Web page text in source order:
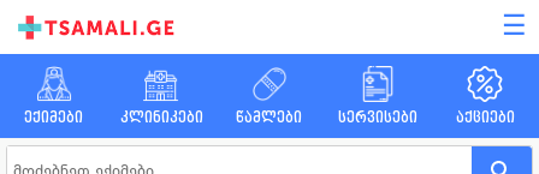
☰
ექიმები კლინიკები წამლები სერვისები აქციები